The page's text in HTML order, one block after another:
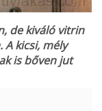
de kiváló vitrin
kicsi, mély
is bőven jut